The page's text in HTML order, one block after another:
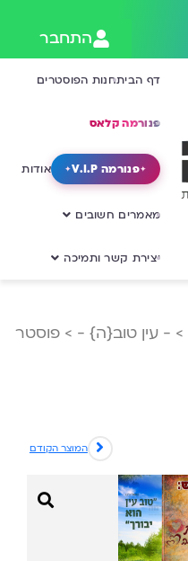
התחבר
דף הביתחנות הפוסטרים
פנורמה קלאס
פנורמה V.I.P אודות
מאמרים חשובים
יצירת קשר ותמיכה
> - עין טוב{ה} - > פוסטר
המוצר הקודם